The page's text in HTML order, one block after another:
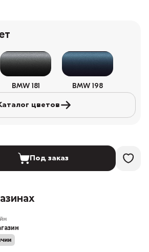
BMW 181 BMW 198
цветов
Под заказ